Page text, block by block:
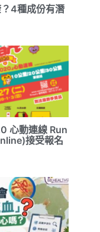
4種成份有潛
心動連線 Run
接受報名